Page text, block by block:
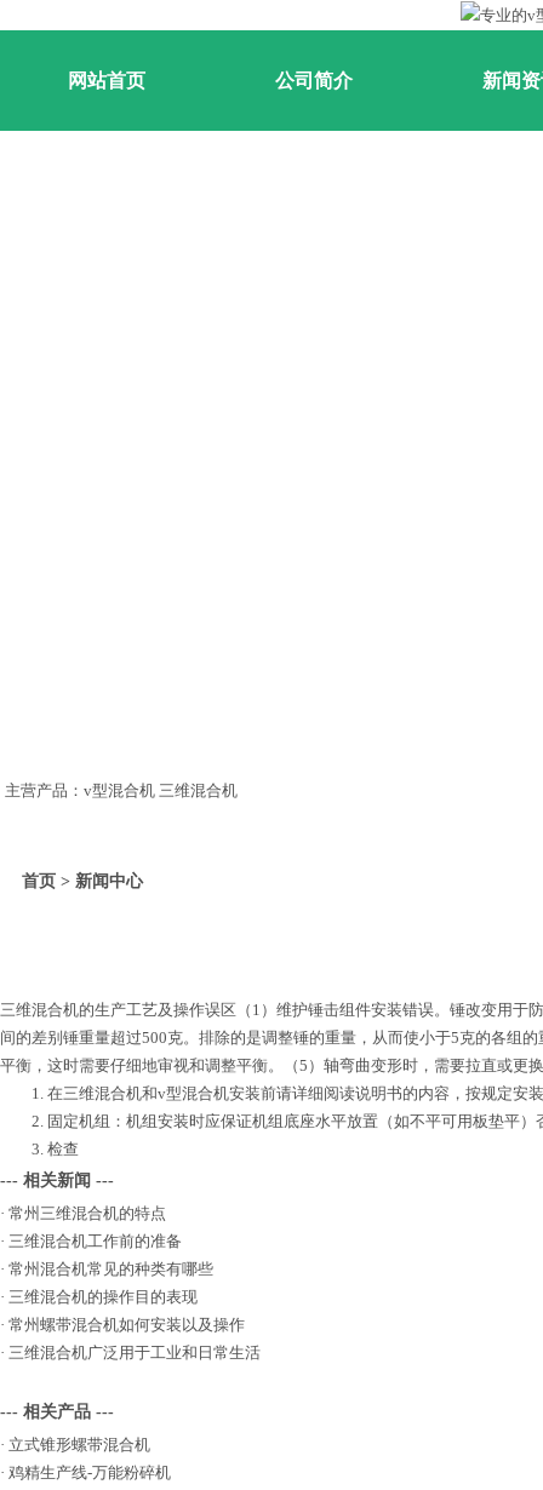
网站首页 公司简介 新闻
主营产品：v型混合机 三维混合机
首页 > 新闻中心
三维混合机的生产工艺及操作误区（1）维护锤击组件安装错误。锤改变用
间的差别锤重量超过500克。排除的是调整锤的重量，从而使小于5克的各
平衡，这时需要仔细地审视和调整平衡。（5）轴弯曲变形时，需要拉直或更
1. 在三维混合机和v型混合机安装前请详细阅读说明书的内容，按规定安
2. 固定机组：机组安装时应保证机组底座水平放置（如不平可用板垫平）
3. 检查
--- 相关新闻 ---
· 常州三维混合机的特点
· 三维混合机工作前的准备
· 常州混合机常见的种类有哪些
· 三维混合机的操作目的表现
· 常州螺带混合机如何安装以及操作
· 三维混合机广泛用于工业和日常生活
--- 相关产品 ---
· 立式锥形螺带混合机
· 鸡精生产线-万能粉碎机